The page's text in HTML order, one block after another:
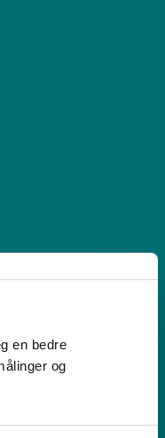
en bedre
og